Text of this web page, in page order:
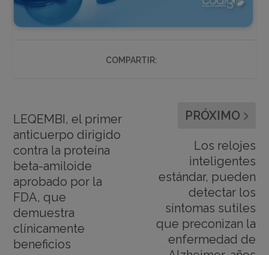
COMPARTIR:
LEQEMBI, el primer
anticuerpo dirigido
contra la proteína
beta-amiloide
aprobado por la
FDA, que
demuestra
clínicamente
beneficios
PRÓXIMO
Los relojes
inteligentes
estándar, pueden
detectar los
síntomas sutiles
que preconizan la
enfermedad de